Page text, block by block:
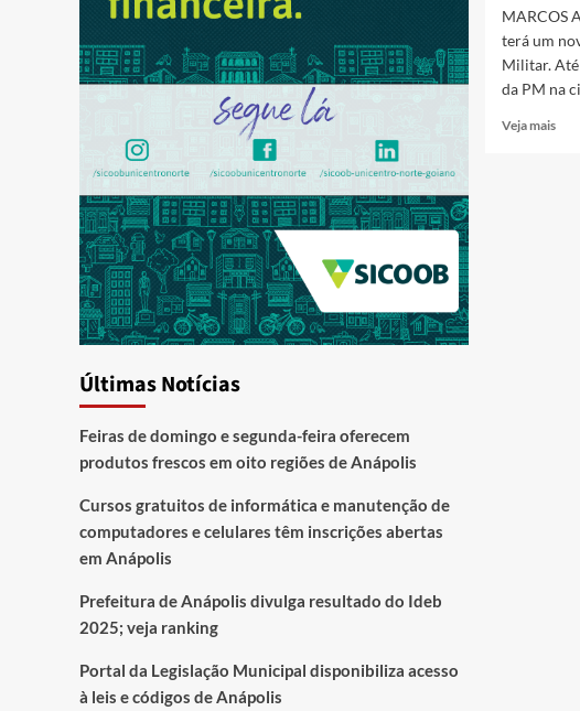
MARCOS
terá um
Militar. Até
da PM na
Veja maisRead
Últimas Notícias
Feiras de domingo e segunda-feira oferecem
produtos frescos em oito regiões de Anápolis
Cursos gratuitos de informática e manutenção de
computadores e celulares têm inscrições abertas
em Anápolis
Prefeitura de Anápolis divulga resultado do Ideb
2025; veja ranking
Portal da Legislação Municipal disponibiliza acesso
à leis e códigos de Anápolis